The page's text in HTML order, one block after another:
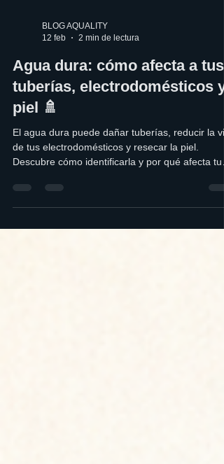
12 feb
2 min de lectura
Agua dura: cómo afecta a tus
tuberías, electrodomésticos y
piel 🚿
El agua dura puede dañar tuberías, reducir la
Descubre cómo identificarla y por qué afecta tu
hogar.